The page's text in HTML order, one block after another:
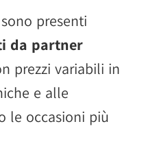
presenti
da partner
prezzi variabili in
e alle
le occasioni più